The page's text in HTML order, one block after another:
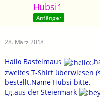
Hubsi1
Anfänger
28. März 2018
Hallo Bastelmaus
zweites T-Shirt überwiesen
bestellt.Name Hubsi bitte.
Lg.aus der Steiermark